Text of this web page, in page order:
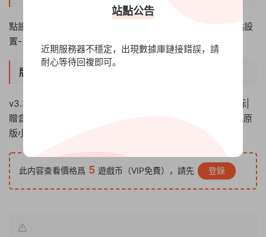
點設置(中文設置)-右上角地球(選中文)-(可能要跳過)-然後點設
置-系統-語言-中文
版本介紹
v3.3.1|整合全DLC|容量16.9GB|官方簡體中文|支持鍵盤.鼠标|
贈音樂原聲|贈多項修改器|贈滿資源初始存檔|贈原畫壁紙|贈原
版小說|贈藝術書
此内容查看價格爲 5 遊戲币（VIP免費），請先 登錄
站點公告
近期服務器不穩定，出現數據庫鏈接錯誤，請
耐心等待回複即可。